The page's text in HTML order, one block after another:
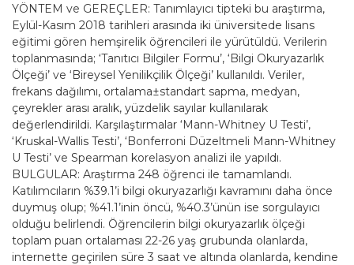
YÖNTEM ve GEREÇLER: Tanımlayıcı tipteki bu araştırma,
Eylül-Kasım 2018 tarihleri arasında iki üniversitede lisans
eğitimi gören hemşirelik öğrencileri ile yürütüldü. Verilerin
toplanmasında; ‘Tanıtıcı Bilgiler Formu’, ‘Bilgi Okuryazarlık
Ölçeği’ ve ‘Bireysel Yenilikçilik Ölçeği’ kullanıldı. Veriler,
frekans dağılımı, ortalama±standart sapma, medyan,
çeyrekler arası aralık, yüzdelik sayılar kullanılarak
değerlendirildi. Karşılaştırmalar ‘Mann-Whitney U Testi’,
‘Kruskal-Wallis Testi’, ‘Bonferroni Düzeltmeli Mann-Whitney
U Testi’ ve Spearman korelasyon analizi ile yapıldı.
BULGULAR: Araştırma 248 öğrenci ile tamamlandı.
Katılımcıların %39.1’i bilgi okuryazarlığı kavramını daha önce
duymuş olup; %41.1’inin öncü, %40.3’ünün ise sorgulayıcı
olduğu belirlendi. Öğrencilerin bilgi okuryazarlık ölçeği
toplam puan ortalaması 22-26 yaş grubunda olanlarda,
internette geçirilen süre 3 saat ve altında olanlarda, kendine